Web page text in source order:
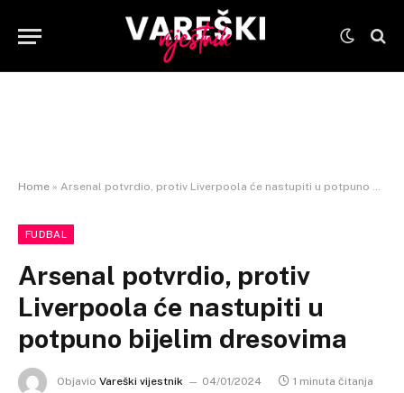
Home » Arsenal potvrdio, protiv Liverpoola će nastupiti u potpuno bijelim dresovima
FUDBAL
Arsenal potvrdio, protiv
Liverpoola će nastupiti u
potpuno bijelim dresovima
Objavio Vareški vijestnik 04/01/2024 1 minuta čitanja